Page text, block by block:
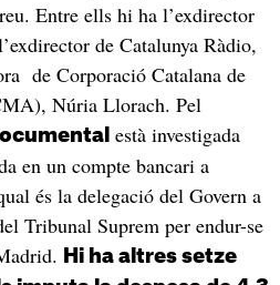
Entre ells hi ha l’exdirector
de Catalunya Ràdio,
de Corporació Catalana de
Núria Llorach. Pel
està investigada
en un compte bancari a
és la delegació del Govern a
Tribunal Suprem per endur-se
Hi ha altres setze